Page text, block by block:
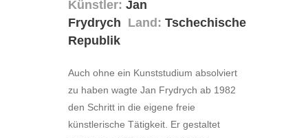
Künstler: Jan
Frydrych Land: Tschechische
Republik
Auch ohne ein Kunststudium absolviert
zu haben wagte Jan Frydrych ab 1982
den Schritt in die eigene freie
künstlerische Tätigkeit. Er gestaltet